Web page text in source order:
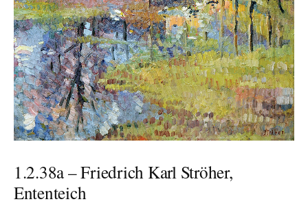
1.2.38a – Friedrich Karl Ströher,
Ententeich